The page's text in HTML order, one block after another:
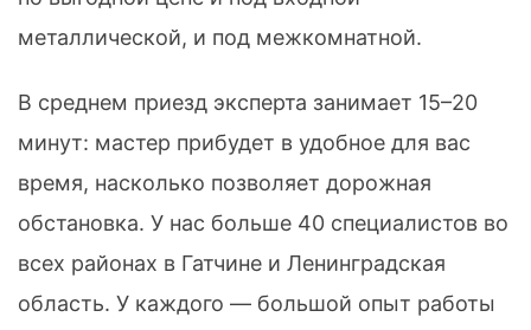
металлической, и под межкомнатной.
В среднем приезд эксперта занимает 15–20
минут: мастер прибудет в удобное для вас
время, насколько позволяет дорожная
обстановка. У нас больше 40 специалистов во
всех районах в Гатчине и Ленинградская
область. У каждого — большой опыт работы